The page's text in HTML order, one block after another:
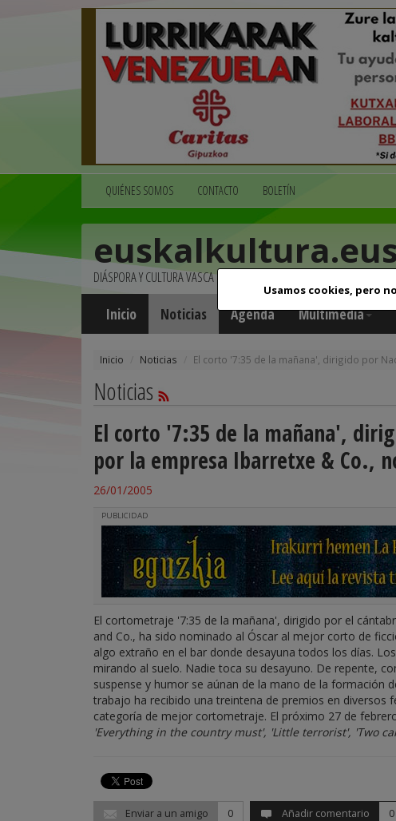
Usamos cookies, pero
QUIÉNES SOMOS CONTACTO BOLETÍN
DIÁSPORA Y CULTURA VASCA
Inicio Noticias Agenda Multimedia
Inicio Noticias El corto '7:35 de la mañana', dirigido por
Noticias
El corto '7:35 de la mañana',
por la empresa Ibarretxe & Co.,
26/01/2005
PUBLICIDAD
El cortometraje '7:35 de la mañana', dirigido por el
and Co., ha sido nominado al Óscar al mejor corto de
algo extraño en el bar donde desayuna todos los días.
mirando al suelo. Nadie toca su desayuno. De repente,
suspense y humor se aúnan de la mano de la formación
trabajo ha recibido una treintena de premios en diversos
categoría de mejor cortometraje. El próximo 27 de
'Everything in the country must', 'Little terrorist', 'Two
Enviar a un amigo 0 Añadir comentario 0